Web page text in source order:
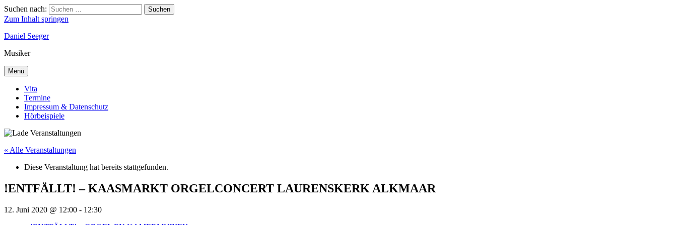
Suchen nach: Suchen
Zum Inhalt springen
Daniel Seeger
Musiker
Menü
Vita
Termine
Impressum & Datenschutz
Hörbeispiele
« Alle Veranstaltungen
Diese Veranstaltung hat bereits stattgefunden.
!ENTFÄLLT! – KAASMARKT ORGELCONCERT LAURENSKERK ALKMAAR
12. Juni 2020 @ 12:00 - 12:30